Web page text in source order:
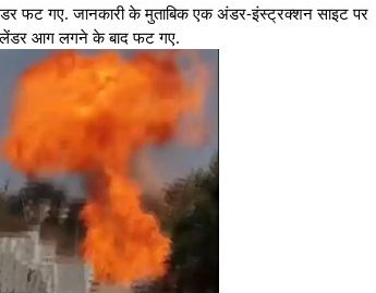
फट गए. जानकारी के मुताबिक एक अंडर-इंस्ट्रक्शन साइट पर
आग लगने के बाद फट गए.